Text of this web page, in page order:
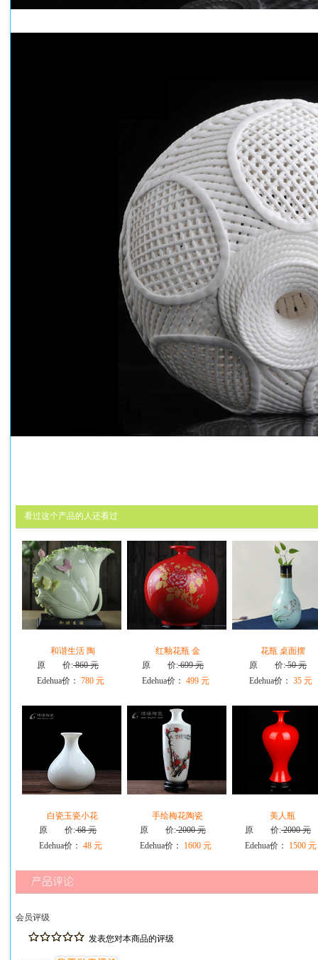
看过这个产品的人还看过
和谐生活 陶
原 价:860 元
Edehua价： 780 元
红釉花瓶 金
原 价:699 元
Edehua价： 499 元
花瓶 桌面摆
原 价:50 元
Edehua价： 35 元
白瓷玉瓷小花
原 价:68 元
Edehua价： 48 元
手绘梅花陶瓷
原 价:2000 元
Edehua价：
1600 元
美人瓶
原 价:2000 元
Edehua价：
1500 元
会员评级
发表您对本商品的评级